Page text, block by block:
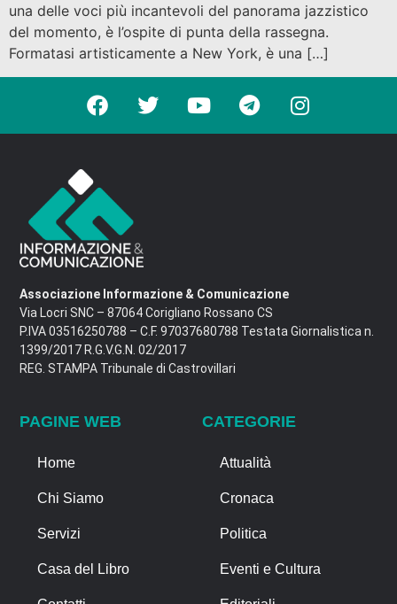
una delle voci più incantevoli del panorama jazzistico
del momento, è l’ospite di punta della rassegna.
Formatasi artisticamente a New York, è una […]
Associazione Informazione & Comunicazione
Via Locri SNC – 87064 Corigliano Rossano CS
P.IVA 03516250788 – C.F. 97037680788 Testata Giornalistica n.
1399/2017 R.G.V.G.N. 02/2017
REG. STAMPA Tribunale di Castrovillari
PAGINE WEB
Home
Chi Siamo
Servizi
Casa del Libro
CATEGORIE
Attualità
Cronaca
Politica
Eventi e Cultura